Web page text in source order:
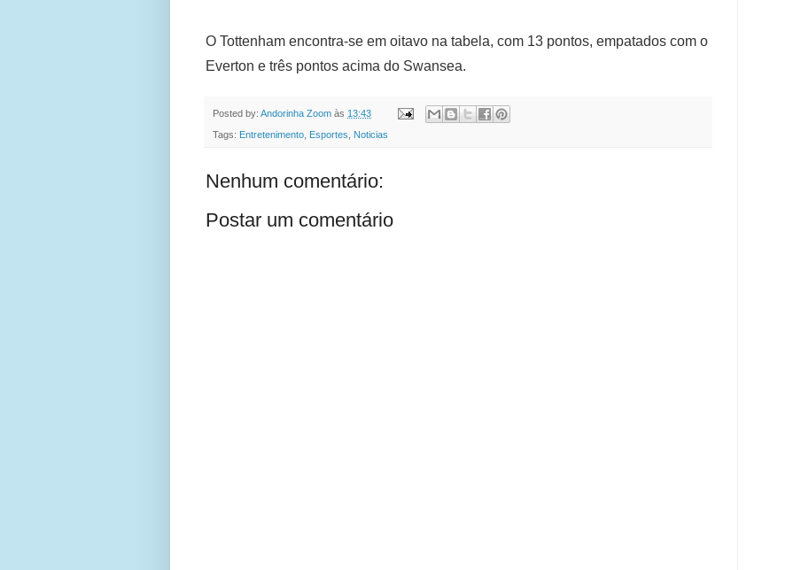
O Tottenham encontra-se em oitavo na tabela, com 13 pontos, empatados com o
Everton e três pontos acima do Swansea.
Posted by: Andorinha Zoom às 13:43
Tags: Entretenimento Esportes Noticias
Nenhum comentário:
Postar um comentário